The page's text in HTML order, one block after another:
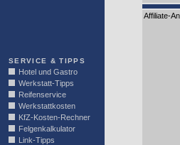
SERVICE & TIPPS
Hotel und Gastro
Werkstatt-Tipps
Reifenservice
Werkstattkosten
KfZ-Kosten-Rechner
Felgenkalkulator
Link-Tipps
Affiliate-